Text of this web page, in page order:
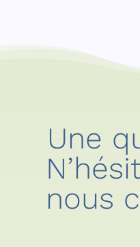
Une
nous